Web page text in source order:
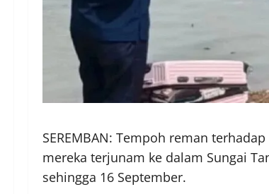
SEREMBAN: Tempoh reman
mereka terjunam ke dalam Sungai
sehingga 16 September.